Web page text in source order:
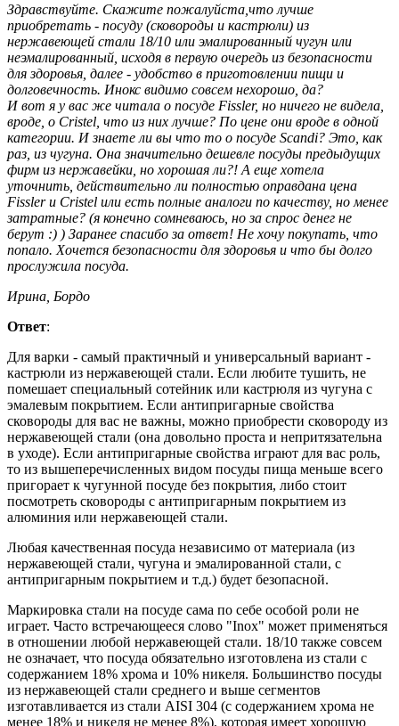
Здравствуйте. Скажите пожалуйста,что лучше
приобретать - посуду (сковороды и кастрюли) из
нержавеющей стали 18/10 или эмалированный чугун или
неэмалированный, исходя в первую очередь из безопасности
для здоровья, далее - удобство в приготовлении пищи и
долговечность. Инокс видимо совсем нехорошо, да?
И вот я у вас же читала о посуде Fissler, но ничего не видела,
вроде, о Cristel, что из них лучше? По цене они вроде в одной
категории. И знаете ли вы что то о посуде Scandi? Это, как
раз, из чугуна. Она значительно дешевле посуды предыдущих
фирм из нержавейки, но хорошая ли?! А еще хотела
уточнить, действительно ли полностью оправдана цена
Fissler и Cristel или есть полные аналоги по качеству, но менее
затратные? (я конечно сомневаюсь, но за спрос денег не
берут :) ) Заранее спасибо за ответ! Не хочу покупать, что
попало. Хочется безопасности для здоровья и что бы долго
прослужила посуда.
Ирина, Бордо
Ответ:
Для варки - самый практичный и универсальный вариант -
кастрюли из нержавеющей стали. Если любите тушить, не
помешает специальный сотейник или кастрюля из чугуна с
эмалевым покрытием. Если антипригарные свойства
сковороды для вас не важны, можно приобрести сковороду из
нержавеющей стали (она довольно проста и непритязательна
в уходе). Если антипригарные свойства играют для вас роль,
то из вышеперечисленных видом посуды пища меньше всего
пригорает к чугунной посуде без покрытия, либо стоит
посмотреть сковороды с антипригарным покрытием из
алюминия или нержавеющей стали.
Любая качественная посуда независимо от материала (из
нержавеющей стали, чугуна и эмалированной стали, с
антипригарным покрытием и т.д.) будет безопасной.
Маркировка стали на посуде сама по себе особой роли не
играет. Часто встречающееся слово "Inox" может применяться
в отношении любой нержавеющей стали. 18/10 также совсем
не означает, что посуда обязательно изготовлена из стали с
содержанием 18% хрома и 10% никеля. Большинство посуды
из нержавеющей стали среднего и выше сегментов
изготавливается из стали AISI 304 (с содержанием хрома не
менее 18% и никеля не менее 8%), которая имеет хорошую